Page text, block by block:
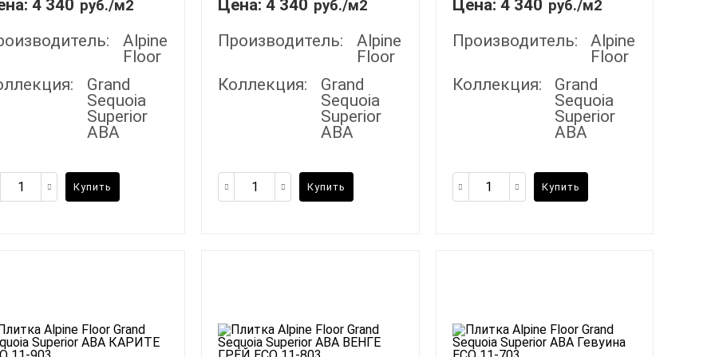
4 340 руб./м2
Alpine
Floor
Grand
Sequoia
Superior
ABA
Купить
Цена:4 340 руб./м2
Производитель:
Alpine
Floor
Коллекция:
Grand
Sequoia
Superior
ABA
Купить
Цена: 4 340 руб./м2
Производитель:
Alpine
Floor
Коллекция:
Grand
Sequoia
Superior
ABA
Купить